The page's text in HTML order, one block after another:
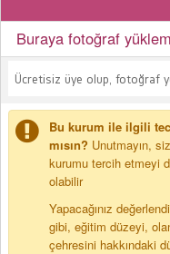
Buraya fotoğraf
Ücretisiz üye olup, fotoğraf
Bu kurum ile ilgili
mısın? Unutmayın,
kurumu tercih etmeyi
olabilir
Yapacağınız
gibi, eğitim düzeyi,
çehresini hakkındaki